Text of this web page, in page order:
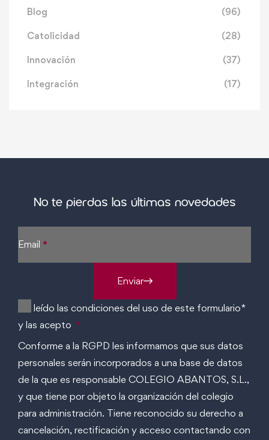
Blog (96)
Catolicidad (28)
Innovación (37)
Integración (17)
No te pierdas las últimas novedades
Email *
Enviar
He leído las condiciones del uso de este formulario*
y las acepto *
Conforme a la RGPD les informamos que sus datos
personales serán incorporados a una base de datos
de la que es responsable COLEGIO ABANTOS, S.L.,
y que tiene por objeto la organización del colegio
para administración. Tiene reconocido su derecho a
cancelación, rectificación y acceso contactando con